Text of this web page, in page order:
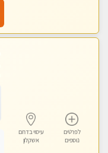
לפרטים
נוספים
עיסוי בדרום
אשקלון